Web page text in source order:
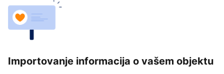
Importovanje informacija o vašem objektu